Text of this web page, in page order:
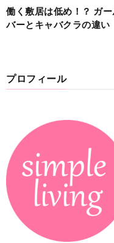
働く敷居は低め！？ ガ
バーとキャバクラの違い
プロフィール